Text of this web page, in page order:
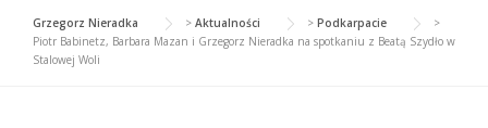
Grzegorz Nieradka > Aktualności > Podkarpacie
>
Piotr Babinetz, Barbara Mazan i Grzegorz Nieradka na spotkaniu z Beatą Szydło w
Stalowej Woli